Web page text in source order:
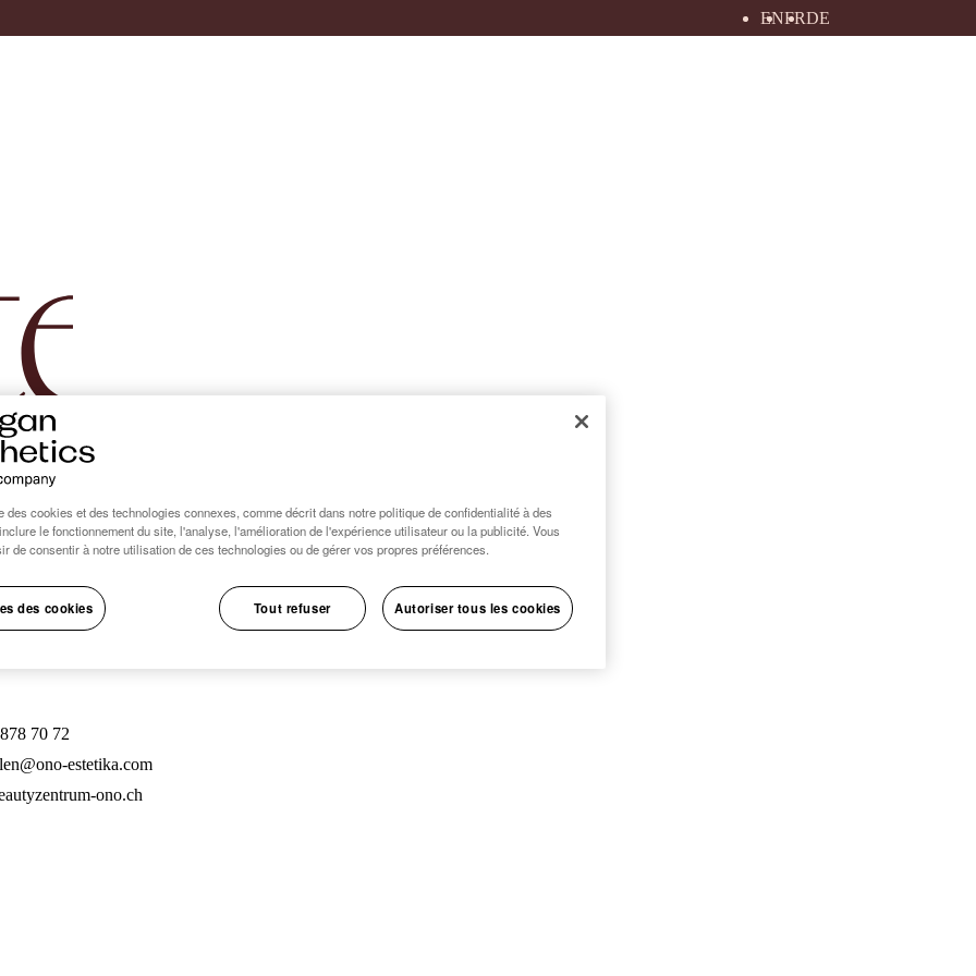
ENFRDE
70 72
estetika.com
ono.ch
des cookies et des technologies connexes, comme décrit dans notre politique de confidentialité à des
le fonctionnement du site, l'analyse, l'amélioration de l'expérience utilisateur ou la publicité. Vous
de consentir à notre utilisation de ces technologies ou de gérer vos propres préférences.
Tout refuser Autoriser tous les cookies
des cookies